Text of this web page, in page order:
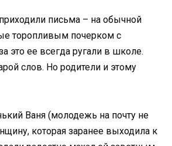
письма – на обычной
торопливым почерком с
это ее всегда ругали в школе.
слов. Но родители и этому
Ваня (молодежь на почту не
которая заранее выходила к